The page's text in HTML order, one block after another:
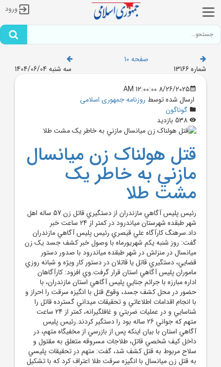
ورود
صفحه 10
شماره 13166
سه شنبه 1404/06/04
8/26/2025 12:00:00 AM
ارسال شده توسط روزنامه جمهوری اسلامی
گوناگون
قتل هولناک زن ميانسال
مازني به خاطر يک
مشت طلا
رئيس پليس آگاهي مازندران از دستگيري قاتل زن 57 ساله اهل
شهر طبقده شهرستان مياندرود در کمتر از 24 ساعت خبر
داد.سرهنگ کارآگاه علي قيصري رئيس پليس آگاهي مازندران
گفت: روز شنبه يکم شهريورماه با وصول خبر کشف جسد يک زن
ميانسال در منزلش در شهر طبقده مياندرود با صدور دستور
قضايي، دستگيري قاتل يا قاتلان در دستور کار ويژه و شبانه روزي
ماموران پليس آگاهي استان قرار گرفت.وي افزود: کارآگاهان
اداره مبارزه با جرائم جنايي پليس آگاهي استان مازندران، با
حضور در محل کشف جسد، وقوع قتل با انگيزه سرقت را احراز و
با انجام اقدامات اطلاعاتي و تحقيقات ميداني گسترده قاتل را
شناسايي و در عمليات ضربتي و غافلگيرانه، کمتر از 24 ساعت
متهم که جواني 26 ساله بود را دستگير کردند.رئيس پليس
آگاهي استان با بيان اينکه پس از بازرسي از مخفيگاه متهم، در
داخل کيف شخصي قاتل، طلاجات مسروقه متعلق به مقتول و
سلاح مربوط به قتل کشف شد، گفت: متهم در تحقيقات پليسي
به قتل زن ميانسال با انگيزه سرقت طلا اعتراف کرد که با تشکيل